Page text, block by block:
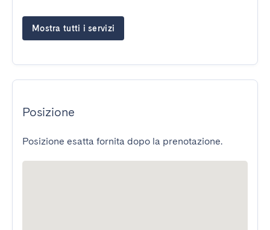
Mostra tutti i servizi
Posizione
Posizione esatta fornita dopo la prenotazione.